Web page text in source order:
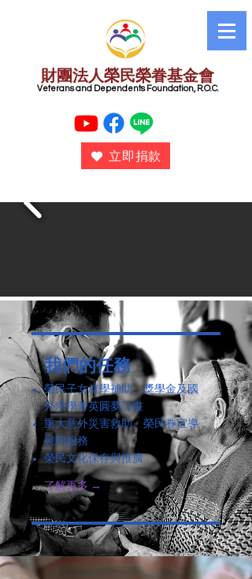
財團法人榮民榮眷基金會
​ Veterans and Dependents Foundation, R.O.C.
立即捐款
我們的任務
榮民子女就學補助、獎學金及國
外求學菁英圓夢計畫
重大意外災害救助、榮民眷宣導
慰問服務
榮民文化保存與推廣
了解更多 →